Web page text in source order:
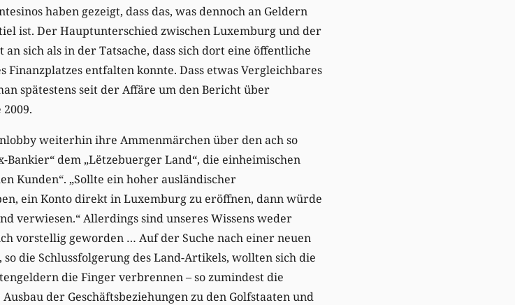
haben gezeigt, dass das, was dennoch an Geldern
ist. Der Hauptunterschied zwischen Luxemburg und der
sich als in der Tatsache, dass sich dort eine öffentliche
Finanzplatzes entfalten konnte. Dass etwas Vergleichbares
spätestens seit der Affäre um den Bericht über
weiterhin ihre Ammenmärchen über den ach so
Bankier“ dem „Lëtzebuerger Land“, die einheimischen
Kunden“. „Sollte ein hoher ausländischer
ein Konto direkt in Luxemburg zu eröffnen, dann würde
verwiesen.“ Allerdings sind unseres Wissens weder
vorstellig geworden … Auf der Suche nach einer neuen
die Schlussfolgerung des Land-Artikels, wollten sich die
die Finger verbrennen – so zumindest die
der Geschäftsbeziehungen zu den Golfstaaten und